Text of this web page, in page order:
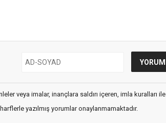
veya imalar, inançlara saldırı içeren, imla kuralları ile
yazılmış yorumlar onaylanmamaktadır.